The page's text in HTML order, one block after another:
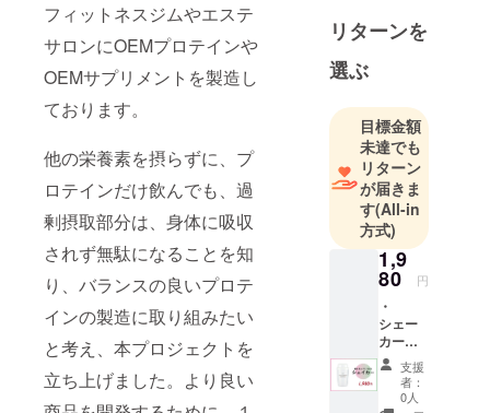
フィットネスジムやエステ
サロンにOEMプロテインや
OEMサプリメントを製造し
ております。
他の栄養素を摂らずに、プ
ロテインだけ飲んでも、過
剰摂取部分は、身体に吸収
されず無駄になることを知
り、バランスの良いプロテ
インの製造に取り組みたい
と考え、本プロジェクトを
立ち上げました。より良い
し、
大手フィッ
トネスジム
や大手エス
テサロンに
商品を卸し
ています。
個人向け
に、商品開
発を実施し
たのが、SB
COSMEブラ
ンドです。
皆様に喜ば
れる商品の
開発を進め
リターンを
選ぶ
目標金額
未達でも
リターン
が届きま
す(All-in
方式)
1,9
80 円
・
シェー
カー１
個 ⇨MY
PERFE
支援
者：
0人